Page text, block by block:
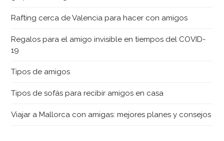
Rafting cerca de Valencia para hacer con amigos
Regalos para el amigo invisible en tiempos del COVID-
19
Tipos de amigos
Tipos de sofás para recibir amigos en casa
Viajar a Mallorca con amigas: mejores planes y consejos